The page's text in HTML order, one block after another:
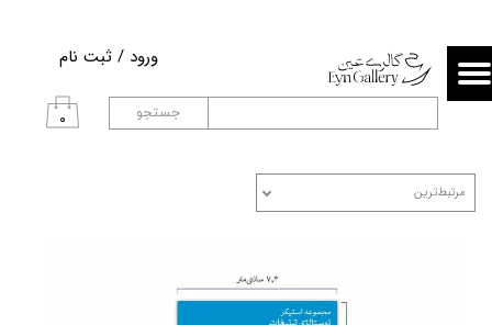
۰
ورود / ثبت نام
حساب کاربری من
تغییر گذر واژه
خروج از حساب کاربری
جستجو
مرتبط‌ترین